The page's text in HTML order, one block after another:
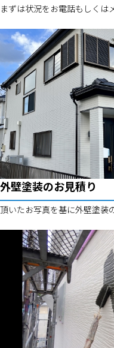
まずは状況をお電話もしくは
外壁塗装のお見積り
頂いたお写真を基に外壁塗装